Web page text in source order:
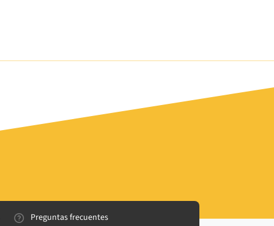
Preguntas frecuentes